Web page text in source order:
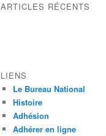
ARTICLES RÉCENTS
LIENS
Le Bureau National
Histoire
Adhésion
Adhérer en ligne